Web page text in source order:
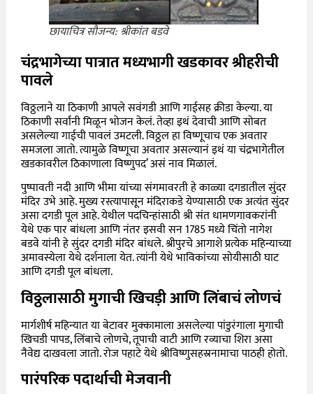
छायाचित्र सौजन्य: श्रीकांत बडवे
चंद्रभागेच्या पात्रात मध्यभागी खडकावर श्रीहरीची
पावले
विठ्ठलाने या ठिकाणी आपले सवंगडी आणि गाईसह क्रीडा केल्या. या
ठिकाणी सर्वांनी मिळून भोजन केलं. तेव्हा इथं देवाची आणि सोबत
असलेल्या गाईची पावलं उमटली. विठ्ठल हा विष्णूचाच एक अवतार
समजला जातो. त्यामुळे विष्णूचा अवतार असल्यानं इथं या चंद्रभागेतील
खडकावरील ठिकाणाला विष्णुपद’ असं नाव मिळालं.
पुष्पावती नदी आणि भीमा यांच्या संगमावरती हे काळ्या दगडातील सुंदर
मंदिर उभे आहे. मुख्य रस्त्यापासून मंदिराकडे येण्यासाठी एक अत्यंत सुंदर
असा दगडी पूल आहे. येथील पदचिन्हांसाठी श्री संत धामणगावकरांनी
येथे एक पार बांधला आणि नंतर इसवी सन 1785 मध्ये चिंतो नागेश
बडवे यांनी हे सुंदर दगडी मंदिर बांधले. श्रीपुरचे आगाशे प्रत्येक महिन्याच्या
अमावस्येला येथे दर्शनाला येत. त्यांनी येथे भाविकांच्या सोयीसाठी घाट
आणि दगडी पूल बांधला.
विठ्ठलासाठी मुगाची खिचड़ी आणि लिंबाचं लोणचं
मार्गशीर्ष महिन्यात या बेटावर मुक्कामाला असलेल्या पांडुरंगाला मुगाची
खिचडी पापड, लिंबाचे लोणचे, तूपाची वाटी आणि रव्याचा शिरा असा
नैवेद्य दाखवला जातो. रोज पहाटे येथे श्रीविष्णुसहस्रनामाचा पाठही होतो.
पारंपरिक पदार्थाची मेजवानी